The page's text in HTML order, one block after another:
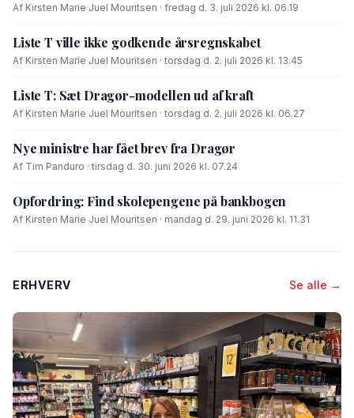
Af Kirsten Marie Juel Mouritsen · fredag d. 3. juli 2026 kl. 06.19
Liste T ville ikke godkende årsregnskabet
Af Kirsten Marie Juel Mouritsen · torsdag d. 2. juli 2026 kl. 13.45
Liste T: Sæt Dragør-modellen ud af kraft
Af Kirsten Marie Juel Mouritsen · torsdag d. 2. juli 2026 kl. 06.27
Nye ministre har fået brev fra Dragør
Af Tim Panduro · tirsdag d. 30. juni 2026 kl. 07.24
Opfordring: Find skolepengene på bankbogen
Af Kirsten Marie Juel Mouritsen · mandag d. 29. juni 2026 kl. 11.31
ERHVERV Se alle →